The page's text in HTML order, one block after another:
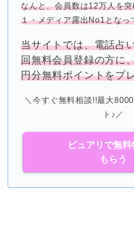
なんと、会員数は12万人を
１・メディア露出No1となっ
当サイトでは、電話占
回無料会員登録の方に
円分無料ポイントをプ
＼今すぐ無料相談!!最大
ト♪／
ピュアリで無料
もらう